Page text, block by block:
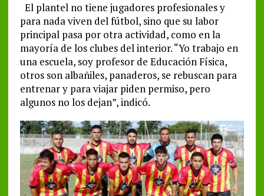
El plantel no tiene jugadores profesionales y
para nada viven del fútbol, sino que su labor
principal pasa por otra actividad, como en la
mayoría de los clubes del interior. “Yo trabajo en
una escuela, soy profesor de Educación Física,
otros son albañiles, panaderos, se rebuscan para
entrenar y para viajar piden permiso, pero
algunos no los dejan”, indicó.